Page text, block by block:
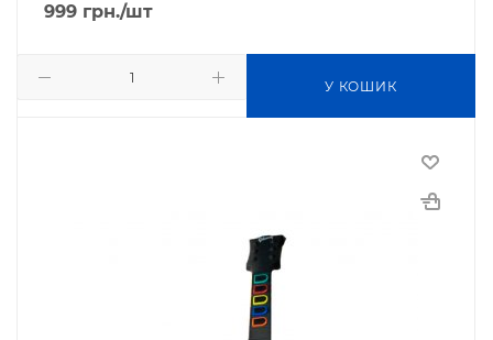
999 грн./шт
У КОШИК